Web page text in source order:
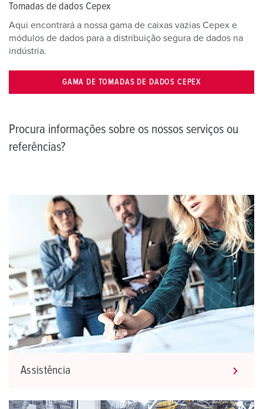
Tomadas de dados Cepex
Aqui encontrará a nossa gama de caixas vazias Cepex e
módulos de dados para a distribuição segura de dados na
indústria.
GAMA DE TOMADAS DE DADOS CEPEX
Procura informações sobre os nossos serviços ou
referências?
Assistência